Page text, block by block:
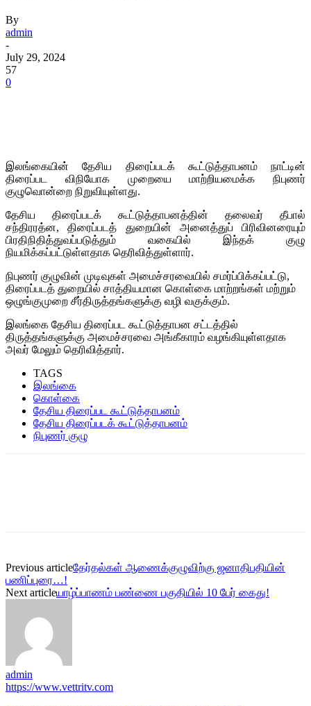
By
admin
-
July 29, 2024
57
0
இலங்கையின் தேசிய திரைப்படக் கூட்டுத்தாபனம் நாட்டின்
திரைப்பட விநியோக முறையை மாற்றியமைக்க நிபுணர்
குழுவொன்றை நிறுவியுள்ளது.
தேசிய திரைப்படக் கூட்டுத்தாபனத்தின் தலைவர் தீபால்
சந்திரரத்ன, திரைப்படத் துறையின் அனைத்துப் பிரிவினரையும்
பிரதிநிதித்துவப்படுத்தும் வகையில் இந்தக் குழு
நியமிக்கப்பட்டுள்ளதாக தெரிவித்துள்ளார்.
நிபுணர் குழுவின் முடிவுகள் அமைச்சரவையில் சமர்ப்பிக்கப்பட்டு,
திரைப்படத் துறையில் சாத்தியமான கொள்கை மாற்றங்கள் மற்றும்
ஒழுங்குமுறை சீர்திருத்தங்களுக்கு வழி வகுக்கும்.
இலங்கை தேசிய திரைப்பட கூட்டுத்தாபன சட்டத்தில்
திருத்தங்களுக்கு அமைச்சரவை அங்கீகாரம் வழங்கியுள்ளதாக
அவர் மேலும் தெரிவித்தார்.
TAGS
இலங்கை
கொள்கை
தேசிய திரைப்பட கூட்டுத்தாபனம்
தேசிய திரைப்படக் கூட்டுத்தாபனம்
நிபுணர் குழு
Previous articleதேர்தல்கள் ஆணைக்குழுவிற்கு ஜனாதிபதியின்
பணிப்புரை…!
Next articleயாழ்ப்பாணம் பண்ணை பகுதியில் 10 பேர் கைது!
admin
https://www.vettritv.com